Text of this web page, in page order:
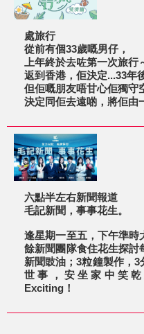
處旅行
從前有個33歲嘅男仔，
上年終於去咗第一次旅行
返到香港，佢決定...33年
但佢嘅朋友唔甘心佢獨守
決定同佢去遠啲，將佢由
六點半左右新聞報道
毛記新聞，事事花生。
逢星期一至五，下午準時
餘新聞團隊食住花生探討
新聞豉油；3粒鐘製作，
世事，安坐家中笑
Exciting！